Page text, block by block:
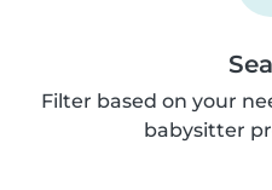
Filter based on your
babysitter